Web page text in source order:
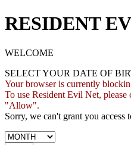
RESIDENT
WELCOME
SELECT YOUR DATE OF
Your browser is currently
To use Resident Evil Net,
"Allow".
Sorry, we can't grant you access